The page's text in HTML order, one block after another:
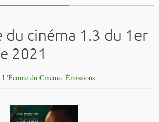
du cinéma 1.3 du 1er
2021
du Cinéma, Émissions